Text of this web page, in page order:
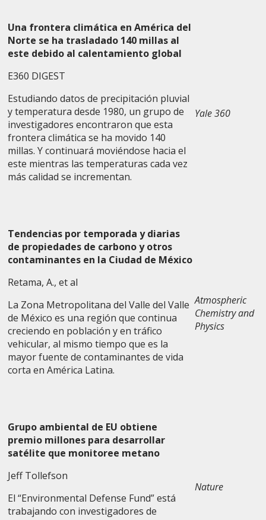
Una frontera climática en América del
Norte se ha trasladado 140 millas al
este debido al calentamiento global
E360 DIGEST
Estudiando datos de precipitación pluvial
y temperatura desde 1980, un grupo de
investigadores encontraron que esta
frontera climática se ha movido 140
millas. Y continuará moviéndose hacia el
este mientras las temperaturas cada vez
más calidad se incrementan.
Yale 360
Tendencias por temporada y diarias
de propiedades de carbono y otros
contaminantes en la Ciudad de México
Retama, A., et al
La Zona Metropolitana del Valle del Valle
de México es una región que continua
creciendo en población y en tráfico
vehicular, al mismo tiempo que es la
mayor fuente de contaminantes de vida
corta en América Latina.
Atmospheric
Chemistry and
Physics
Grupo ambiental de EU obtiene
premio millones para desarrollar
satélite que monitoree metano
Jeff Tollefson
El “Environmental Defense Fund” está
trabajando con investigadores de
Nature